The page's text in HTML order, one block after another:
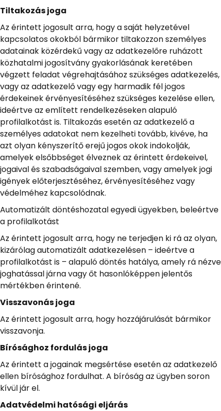
Tiltakozás joga
Az érintett jogosult arra, hogy a saját helyzetével
kapcsolatos okokból bármikor tiltakozzon személyes
adatainak közérdekű vagy az adatkezelőre ruházott
közhatalmi jogosítvány gyakorlásának keretében
végzett feladat végrehajtásához szükséges adatkezelés,
vagy az adatkezelő vagy egy harmadik fél jogos
érdekeinek érvényesítéséhez szükséges kezelése ellen,
ideértve az említett rendelkezéseken alapuló
profilalkotást is. Tiltakozás esetén az adatkezelő a
személyes adatokat nem kezelheti tovább, kivéve, ha
azt olyan kényszerítő erejű jogos okok indokolják,
amelyek elsőbbséget élveznek az érintett érdekeivel,
jogaival és szabadságaival szemben, vagy amelyek jogi
igények előterjesztéséhez, érvényesítéséhez vagy
védelméhez kapcsolódnak.
Automatizált döntéshozatal egyedi ügyekben, beleértve
a profilalkotást
Az érintett jogosult arra, hogy ne terjedjen ki rá az olyan,
kizárólag automatizált adatkezelésen – ideértve a
profilalkotást is – alapuló döntés hatálya, amely rá nézve
joghatással járna vagy őt hasonlóképpen jelentős
mértékben érintené.
Visszavonás joga
Az érintett jogosult arra, hogy hozzájárulását bármikor
visszavonja.
Bírósághoz fordulás joga
Az érintett a jogainak megsértése esetén az adatkezelő
ellen bírósághoz fordulhat. A bíróság az ügyben soron
kívül jár el.
Adatvédelmi hatósági eljárás